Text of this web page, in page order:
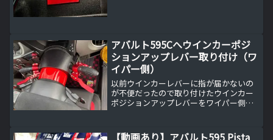
アバルト595Cへウインカーポジ
ションアップレバー取り付け（ワ
イパー側）
以前ウインカーレバーに指が届かないの
が不便だったので取り付けたウインカー
ポジションアップレバーをワイパー側の
ーも届かない先日こちらの記事でもお伝
【動画あり】アバルト595 Pista